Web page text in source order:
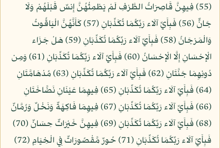
(55) فِيهِنَّ قَاصِرَاتُ الطَّرْفِ لَمْ يَطْمِثْهُنَّ إِنسٌ قَبْلَهُمْ وَلَا
جَانٌّ (56) فَبِأَيِّ آلَاء رَبِّكُمَا تُكَذِّبَانِ (57) كَأَنَّهُنَّ الْيَاقُوتُ
وَالْمَرْجَانُ (58) فَبِأَيِّ آلَاء رَبِّكُمَا تُكَذِّبَانِ (59) هَلْ جَزَاء
الْإِحْسَانِ إِلَّا الْإِحْسَانُ (60) فَبِأَيِّ آلَاء رَبِّكُمَا تُكَذِّبَانِ (61) وَمِن
دُونِهِمَا جَنَّتَانِ (62) فَبِأَيِّ آلَاء رَبِّكُمَا تُكَذِّبَانِ (63) مُدْهَامَّتَانِ
(64) فَبِأَيِّ آلَاء رَبِّكُمَا تُكَذِّبَانِ (65) فِيهِمَا عَيْنَانِ نَضَّاخَتَانِ
(66) فَبِأَيِّ آلَاء رَبِّكُمَا تُكَذِّبَانِ (67) فِيهِمَا فَاكِهَةٌ وَنَخْلٌ وَرُمَّانٌ
(68) فَبِأَيِّ آلَاء رَبِّكُمَا تُكَذِّبَانِ (69) فِيهِنَّ خَيْرَاتٌ حِسَانٌ (70)
فَبِأَيِّ آلَاء رَبِّكُمَا تُكَذِّبَانِ (71) حُورٌ مَّقْصُورَاتٌ فِي الْخِيَامِ (72)